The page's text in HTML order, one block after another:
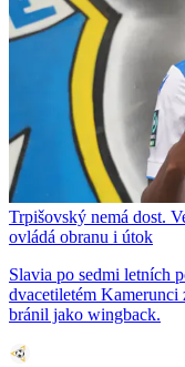
Trpišovský nemá dost.
ovládá obranu i útok
Slavia po sedmi letních
dvacetiletém
bránil jako wingback.